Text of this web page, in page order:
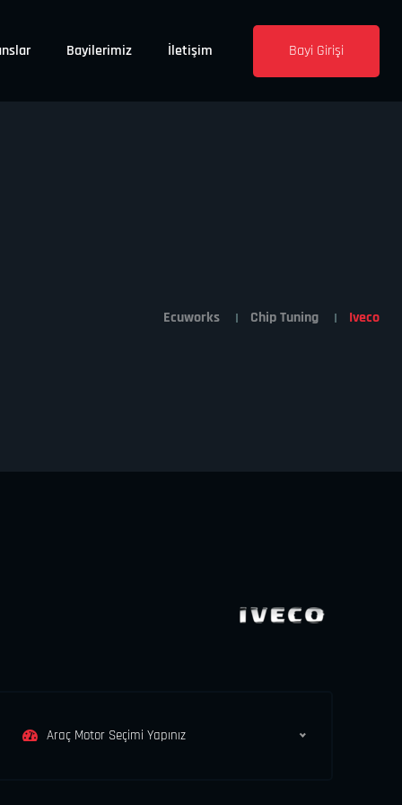
Bayilerimiz İletişim Bayi Girişi
Ecuworks Chip Tuning Iveco
Araç Motor Seçimi Yapınız